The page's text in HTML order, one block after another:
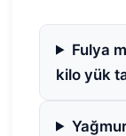
Fulya
kilo yük